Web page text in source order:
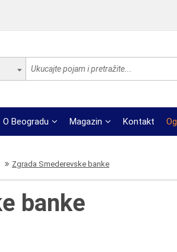
O Beogradu Magazin Kontakt
Zgrada Smederevske banke
banke